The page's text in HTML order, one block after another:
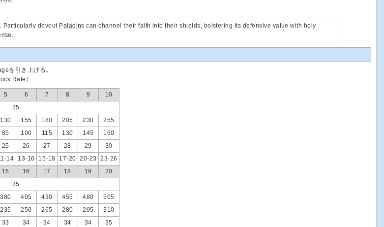
Particularly devout Paladins can channel their faith into their shields, bolstering its defensive value with holy
を引き上げる。
Rate ）
5 6 7 8 9
10
35
130 155 180 205 230
255
85 100 115 130 145
160
25 26 27 28 29
30
14 13-16 15-18 17-20 20-23
23-26
15 16 17 18 19
20
35
380 405 430 455 480
505
235 250 265 280 295
310
33 34 34 34 34
35